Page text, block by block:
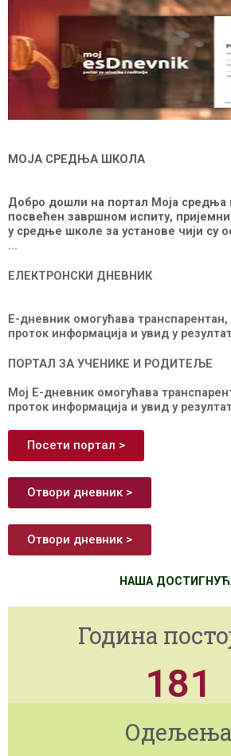
МОЈА СРЕДЊА ШКОЛА
Добро дошли на портал Моја средња
посвећен завршном испиту,
у средње школе за установе чији су
...
ЕЛЕКТРОНСКИ ДНЕВНИК
Е-дневник омогућава
проток информација и увид у
ПОРТАЛ ЗА УЧЕНИКЕ И РОДИТЕЉЕ
Мој Е-дневник омогућава
проток информација и увид у
Посети портал >
Отвори дневник >
Отвори дневник >
НАША
Година
181
Одељења